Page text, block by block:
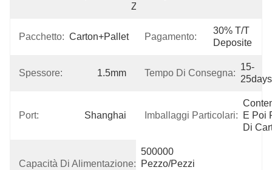
Zinco
Pacchetto: Carton+Pallet Pagamento:
30% T/T
Deposite
Spessore: 1.5mm Tempo Di Consegna:
15-
25days
Port: Shanghai Imballaggi Particolari:
E Poi
Di
Capacità Di Alimentazione:
500000
Pezzo/pezzi